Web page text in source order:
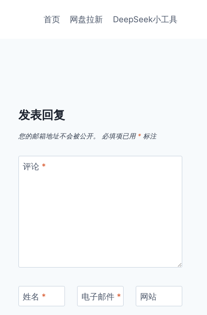
首页 网盘拉新 DeepSeek小工具
发表回复
您的邮箱地址不会被公开。 必填项已用 * 标注
评论 *
姓名 * 电子邮件 * 网站